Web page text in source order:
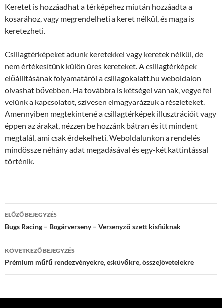
Keretet is hozzáadhat a térképéhez miután hozzáadta a
kosarához, vagy megrendelheti a keret nélkül, és maga is
keretezheti.
Csillagtérképeket adunk keretekkel vagy keretek nélkül, de
nem értékesítünk külön üres kereteket. A csillagtérképek
előállításának folyamatáról a csillagokalatt.hu weboldalon
olvashat bővebben. Ha továbbra is kétségei vannak, vegye fel
velünk a kapcsolatot, szívesen elmagyarázzuk a részleteket.
Amennyiben megtekintené a csillagtérképek illusztrációit vagy
éppen az árakat, nézzen be hozzánk bátran és itt mindent
megtalál, ami csak érdekelheti. Weboldalunkon a rendelés
mindössze néhány adat megadásával és egy-két kattintással
történik.
Bejegyzés
navigáció
ELŐZŐ BEJEGYZÉS
Bugs Racing – Bogárverseny – Versenyző szett kisfiúknak
KÖVETKEZŐ BEJEGYZÉS
Prémium műfű rendezvényekre, esküvőkre, összejövetelekre